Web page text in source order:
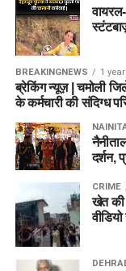
BREAKINGNEWS 1
ब्रेकिंग न्यूज़ | चमोली
के कर्मचारी की संदिग्ध
दर्शन,
CRIME
खेत की